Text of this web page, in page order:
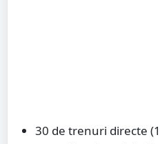
30 de trenuri directe